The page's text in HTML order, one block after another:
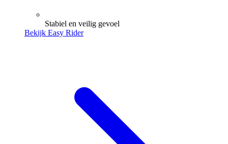
Stabiel en veilig gevoel
Bekijk Easy Rider